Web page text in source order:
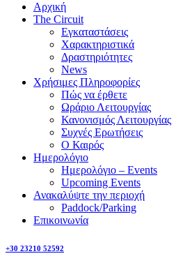
Αρχική
The Circuit
Εγκαταστάσεις
Χαρακτηριστικά
Δραστηριότητες
News
Χρήσιμες Πληροφορίες
Πώς να έρθετε
Ωράριο Λειτουργίας
Κανονισμός Λειτουργίας
Συχνές Ερωτήσεις
Ο Καιρός
Ημερολόγιο
Ημερολόγιο – Events
Upcoming Events
Ανακαλύψτε την περιοχή
Paddock/Parking
Επικοινωνία
+30 23210 52592